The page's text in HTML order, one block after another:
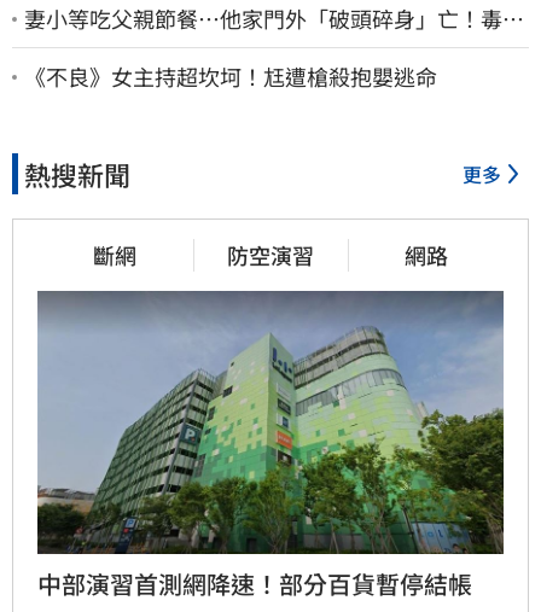
妻小等吃父親節餐⋯他家門外「破頭碎身」亡！毒駕
男一路向南撞死人收押
《不良》女主持超坎坷！尪遭槍殺抱嬰逃命
熱搜新聞 更多
斷網 防空演習 網路
中部演習首測網降速！部分百貨暫停結帳